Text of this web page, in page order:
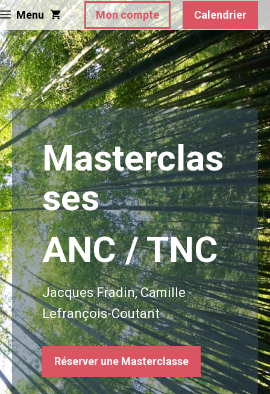
Aller
au
contenu
Menu Mon compte Calendrier
Masterclas
ses
ANC / TNC
Jacques Fradin, Camille
Lefrançois-Coutant
Réserver une Masterclasse